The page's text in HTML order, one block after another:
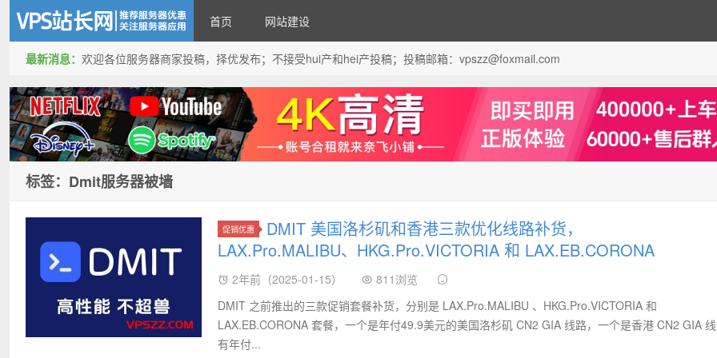
VPS站长网
首页 网站建设
最新消息： 欢迎各位服务器商家投稿，择优发布；不接受hui产和hei产投稿；投稿邮箱：vpszz@foxmail.com
标签：Dmit服务器被墙
促销优惠
DMIT 美国洛杉矶和香港三款优化线路补货，
LAX.Pro.MALIBU、HKG.Pro.VICTORIA 和 LAX.EB.CORONA
2年前（2025-01-15）
811浏览
DMIT 之前推出的三款促销套餐补货，分别是 LAX.Pro.MALIBU 、HKG.Pro.VICTORIA 和
LAX.EB.CORONA 套餐，一个是年付49.9美元的美国洛杉矶 CN2 GIA 线路，一个是香港 CN2 GIA
有年付...